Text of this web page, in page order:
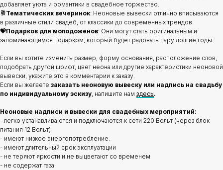
добавляет уюта и романтики в свадебное торжество.
🥂Тематических вечеринок: Неоновые вывески отлично вписываются
в различные стили свадеб, от классики до современных трендов.
💝Подарков для молодоженов: Они могут стать оригинальным и
запоминающимся подарком, который будет радовать пару долгие годы.
Если вы хотите изменить размер, форму основания, расположение слов,
подобрать другой шрифт, цвет неона или другие характеристики неоновой
вывески, укажите это в комментарии к заказу.
Если вы желаете заказать неоновую вывеску или надпись на свадьбу
по индивидуальному эскизу, напишите нам здесь.
Неоновые надписи и вывески для свадебных мероприятий:
- легко устанавливаются и подключаются к сети 220 Вольт (через блок
питания 12 Вольт)
- имеют низкое энергопотребление.
- имеют длительный срок эксплуатации
- не теряют яркости и не выцветают со временем
- не содержат газа